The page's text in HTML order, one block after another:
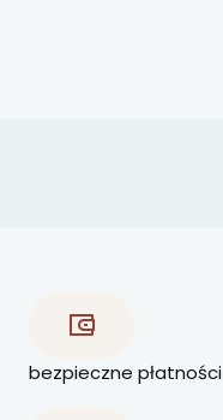
bezpieczne płatności